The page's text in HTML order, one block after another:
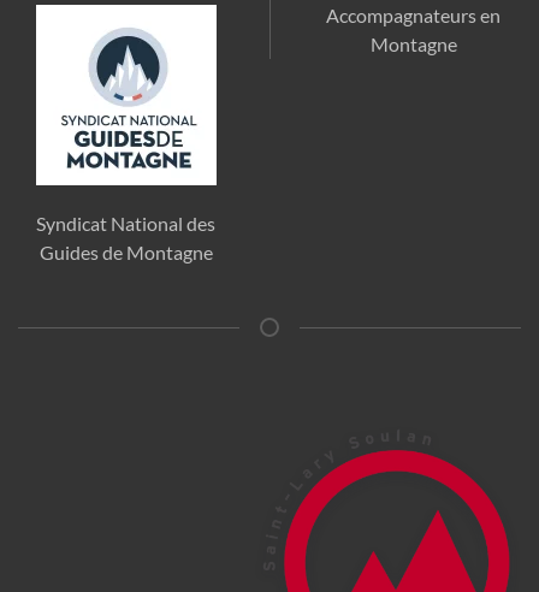
Accompagnateurs en
Montagne
Syndicat National des
Guides de Montagne